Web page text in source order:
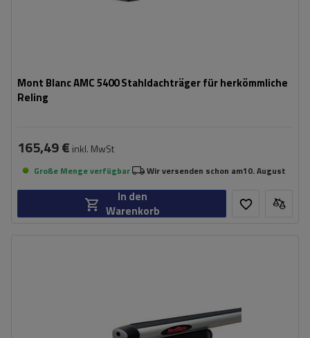
Mont Blanc AMC 5400 Stahldachträger für herkömmliche
Reling
165,49 € inkl. MwSt
Große Menge verfügbar Wir versenden schon am10. August
In den
Warenkorb